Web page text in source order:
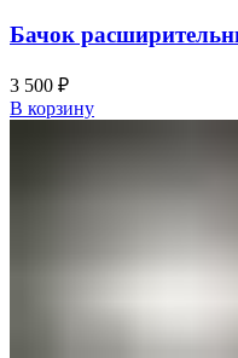
Бачок
3 500 ₽
В корзину